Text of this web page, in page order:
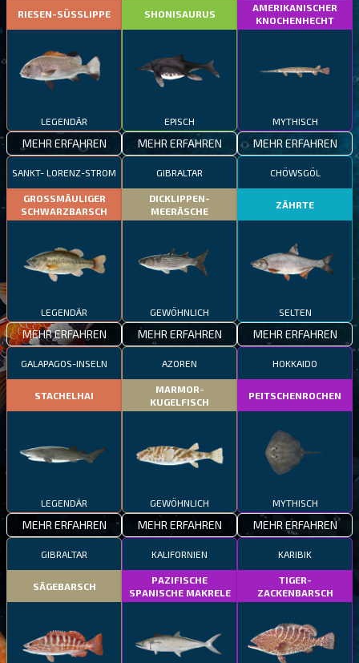
RIESEN-SÜSSLIPPE
LEGENDÄR
MEHR ERFAHREN
SHONISAURUS
EPISCH
MEHR ERFAHREN
AMERIKANISCHER
KNOCHENHECHT
MYTHISCH
MEHR ERFAHREN
SANKT- LORENZ-STROM
GROSSMÄULIGER
SCHWARZBARSCH
LEGENDÄR
MEHR ERFAHREN
GIBRALTAR
DICKLIPPEN-
MEERÄSCHE
GEWÖHNLICH
MEHR ERFAHREN
CHÖWSGÖL
ZÄHRTE
SELTEN
MEHR ERFAHREN
GALAPAGOS-INSELN
STACHELHAI
LEGENDÄR
MEHR ERFAHREN
AZOREN
MARMOR-
KUGELFISCH
GEWÖHNLICH
MEHR ERFAHREN
HOKKAIDO
PEITSCHENROCHEN
MYTHISCH
MEHR ERFAHREN
GIBRALTAR
SÄGEBARSCH
KALIFORNIEN
PAZIFISCHE
SPANISCHE MAKRELE
KARIBIK
TIGER-
ZACKENBARSCH